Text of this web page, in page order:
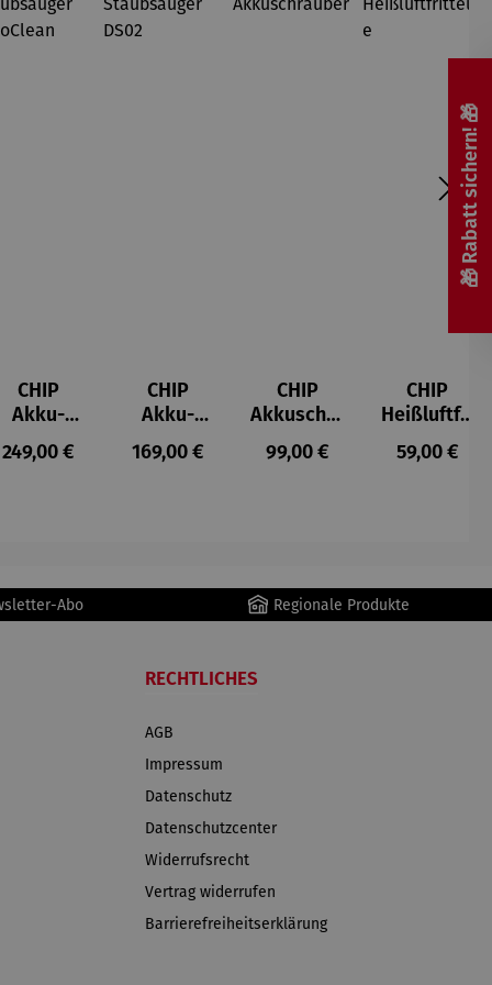
CHIP
Akku-
Staubsau
ger
Regulärer Preis:
249,00 €
CHIP
Akku-
Staubsau
ger DS02
Regulärer Preis:
169,00 €
CHIP
Akkuschra
uber
Regulärer Preis:
99,00 €
CHIP
Heißluftfri
tteuse
Regulärer
59,00 €
Abo Regionale Produkte
RECHTLICHES
AGB
Impressum
Datenschutz
Datenschutzcenter
Widerrufsrecht
Vertrag widerrufen
Barrierefreiheitserklärung
🎁 Rabatt sichern! 🎁